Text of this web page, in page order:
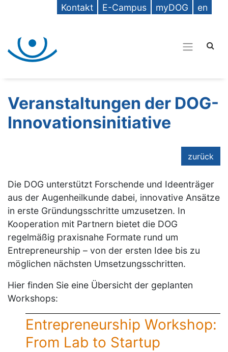
Kontakt E-Campus myDOG en
Veranstaltungen der DOG-
Innovationsinitiative
zurück
Die DOG unterstützt Forschende und Ideenträger
aus der Augenheilkunde dabei, innovative Ansätze
in erste Gründungsschritte umzusetzen. In
Kooperation mit Partnern bietet die DOG
regelmäßig praxisnahe Formate rund um
Entrepreneurship – von der ersten Idee bis zu
möglichen nächsten Umsetzungsschritten.
Hier finden Sie eine Übersicht der geplanten
Workshops:
Entrepreneurship Workshop:
From Lab to Startup